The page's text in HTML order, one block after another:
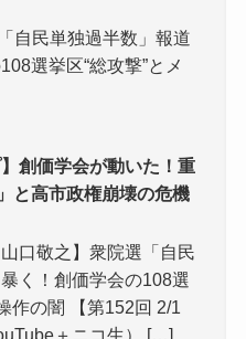
自民単独過半数」報道
選挙区“総攻撃”とメ
創価学会が動いた！重
と高市政権崩壊の危機
口敬之】衆院選「自民
く！創価学会の108選
作の闇 【第152回 2/1
＋ニコ生） […]